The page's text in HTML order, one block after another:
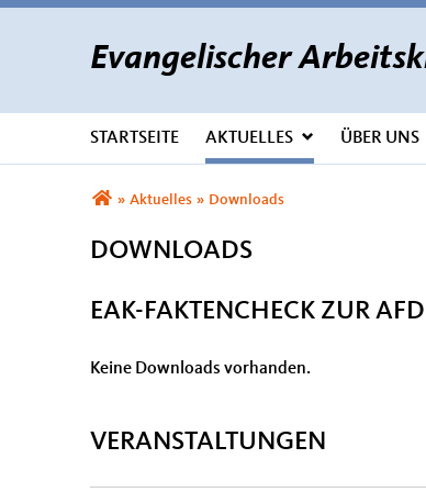
Evangelischer
STARTSEITE AKTUELLES ÜBER UNS
Sie sind hier
» Aktuelles » Downloads
DOWNLOADS
EAK-FAKTENCHECK ZUR
Keine Downloads vorhanden.
VERANSTALTUNGEN